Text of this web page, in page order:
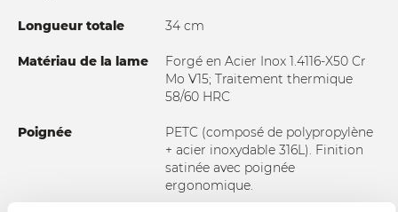
Longueur totale 34 cm
Matériau de la lame
Forgé en Acier Inox 1.4116-X50 Cr
Mo V15; Traitement thermique
58/60 HRC
Poignée
PETC (composé de polypropylène
+ acier inoxydable 316L). Finition
satinée avec poignée
ergonomique.